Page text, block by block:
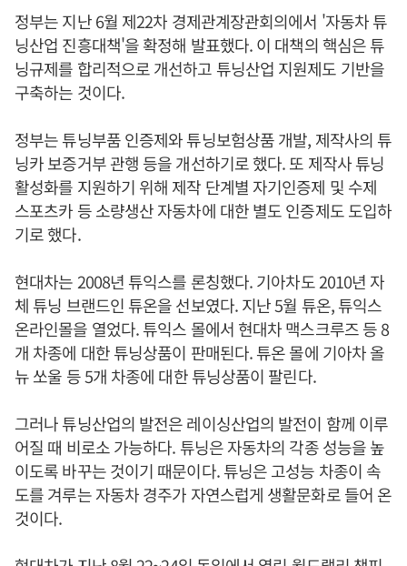
정부는 지난 6월 제22차 경제관계장관회의에서 '자동차 튜
닝산업 진흥대책'을 확정해 발표했다. 이 대책의 핵심은 튜
닝규제를 합리적으로 개선하고 튜닝산업 지원제도 기반을
구축하는 것이다.
정부는 튜닝부품 인증제와 튜닝보험상품 개발, 제작사의 튜
닝카 보증거부 관행 등을 개선하기로 했다. 또 제작사 튜닝
활성화를 지원하기 위해 제작 단계별 자기인증제 및 수제
스포츠카 등 소량생산 자동차에 대한 별도 인증제도 도입하
기로 했다.
현대차는 2008년 튜익스를 론칭했다. 기아차도 2010년 자
체 튜닝 브랜드인 튜온을 선보였다. 지난 5월 튜온, 튜익스
온라인몰을 열었다. 튜익스 몰에서 현대차 맥스크루즈 등 8
개 차종에 대한 튜닝상품이 판매된다. 튜온 몰에 기아차 올
뉴 쏘울 등 5개 차종에 대한 튜닝상품이 팔린다.
그러나 튜닝산업의 발전은 레이싱산업의 발전이 함께 이루
어질 때 비로소 가능하다. 튜닝은 자동차의 각종 성능을 높
이도록 바꾸는 것이기 때문이다. 튜닝은 고성능 차종이 속
도를 겨루는 자동차 경주가 자연스럽게 생활문화로 들어 온
것이다.